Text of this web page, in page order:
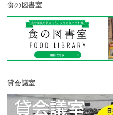
食の図書室
貸会議室